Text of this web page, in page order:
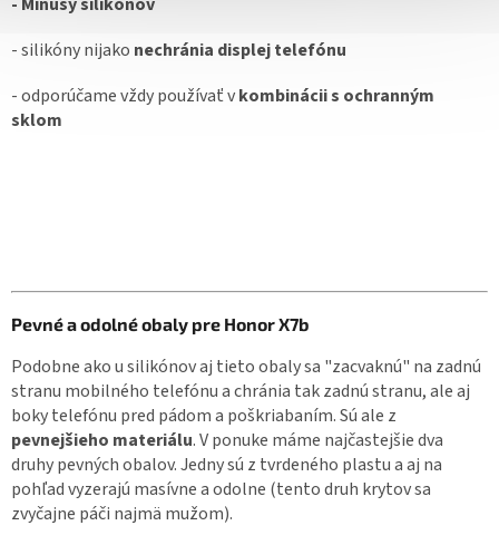
- silikóny nijako nechránia displej telefónu
- odporúčame vždy používať vkombinácii s ochranným
sklom
Pevné a odolné obaly pre Honor X7b
Podobne ako u silikónov aj tieto obaly sa "zacvaknú" na zadnú
stranu mobilného telefónu a chránia tak zadnú stranu, ale aj
boky telefónu pred pádom a poškriabaním. Sú ale z
pevnejšieho materiálu. V ponuke máme najčastejšie dva
druhy pevných obalov. Jedny sú z tvrdeného plastu a aj na
pohľad vyzerajú masívne a odolne (tento druh krytov sa
zvyčajne páči najmä mužom).